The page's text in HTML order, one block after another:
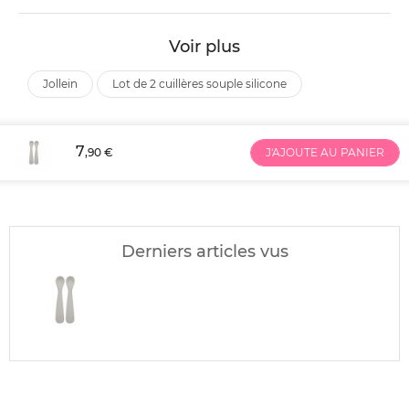
Voir plus
jollein lot de 2 cuillères souple silicone
7,90 € J'AJOUTE AU PANIER
Derniers articles vus